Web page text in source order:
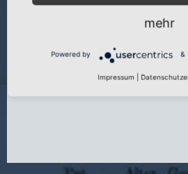
mehr
Powered by &
Impressum